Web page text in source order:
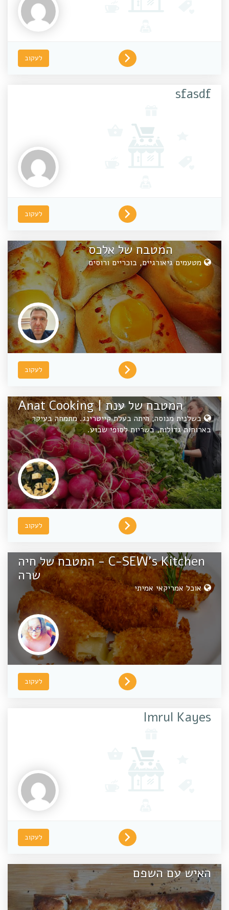
לעקוב
sfasdf
לעקוב
המטבח של אלכס
מטעמים גיאורגיים, בוכריים ורוסים
לעקוב
המטבח של ענת | Anat Cooking
בשלנית מנוסה, היתה בעלת קייטרינג. מתמחה בעיקר
בארוחות גדולות, בשריות לסופי שבוע.
לעקוב
C-SEW's Kitchen - המטבח של חיה
שרה
אוכל אמריקאי אמיתי
לעקוב
Imrul Kayes
לעקוב
האיש עם השפם